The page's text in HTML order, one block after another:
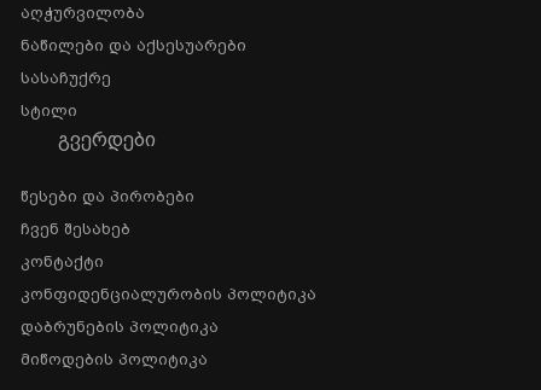
Აღჭურვილობა
Ნაწილები Და Აქსესუარები
Სასაჩუქრე
Სტილი
ᲒᲕᲔᲠᲓᲔᲑᲘ
Წესები Და Პირობები
Ჩვენ Შესახებ
Კონტაქტი
Კონფიდენციალურობის Პოლიტიკა
Დაბრუნების Პოლიტიკა
Მიწოდების Პოლიტიკა